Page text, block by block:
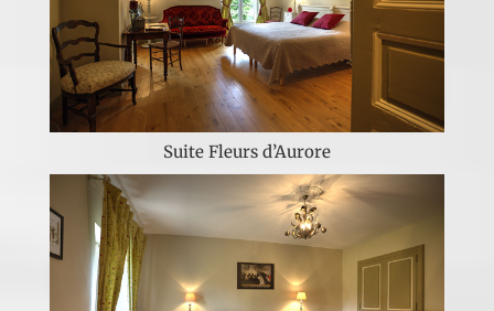
Suite Fleurs d’Aurore